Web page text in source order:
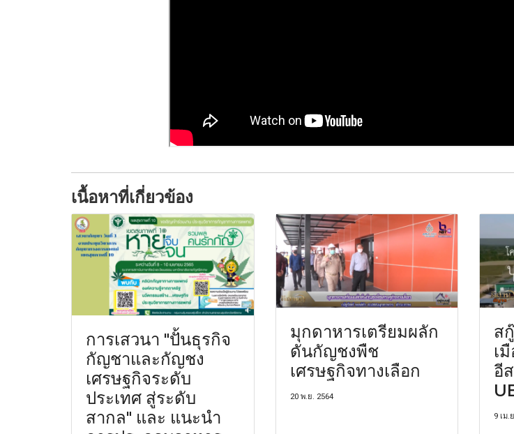
เนื้อหาที่เกี่ยวข้อง
การเสวนา "ปั้นธุรกิจ
กัญชาและกัญชง
เศรษฐกิจระดับ
ประเทศ สู่ระดับ
สากล" และ แนะนำ
มุกดาหารเตรียมผลัก
ดันกัญชงพืช
เศรษฐกิจทางเลือก
20 พ.ย. 2564
ส
เ
อี
9 เม.